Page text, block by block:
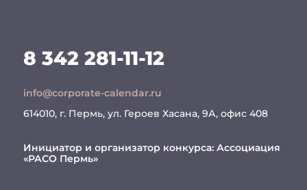
8 342 281-11-12
info@corporate-calendar.ru
614010, г. Пермь, ул. Героев Хасана, 9А, офис 408
Инициатор и организатор конкурса: Ассоциация
«РАСО Пермь»